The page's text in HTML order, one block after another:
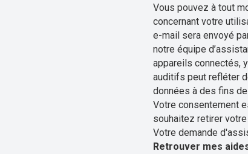
Vous pouvez à tout
concernant votre
e-mail sera envoyé
notre équipe
appareils connectés,
auditifs peut refléter
données à des fins
Votre consentement
souhaitez retirer
Votre demande
Retrouver mes